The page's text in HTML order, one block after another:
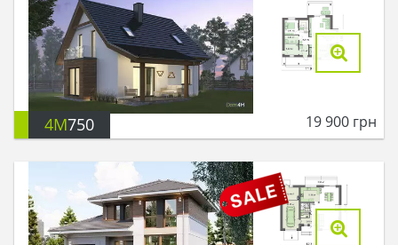
4M750 19 900 грн